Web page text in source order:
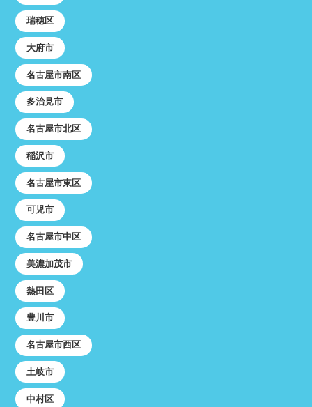
瑞穂区
大府市
名古屋市南区
多治見市
名古屋市北区
稲沢市
名古屋市東区
可児市
名古屋市中区
美濃加茂市
熱田区
豊川市
名古屋市西区
土岐市
中村区